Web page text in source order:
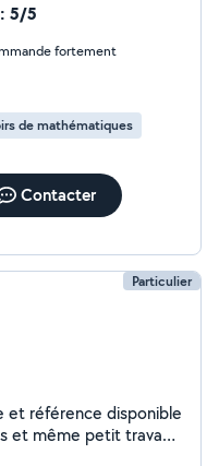
pas de soucis
le logiciel
mécaniques
5/5
fortement
de mathématiques
Contacter
Particulier
et référence disponible
et même petit travaux